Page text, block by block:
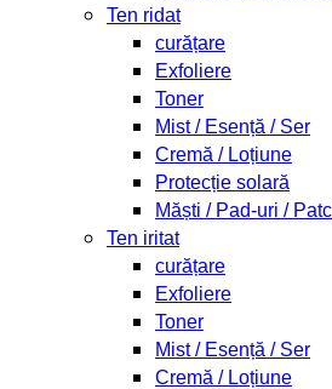
Ten ridat
curățare
Exfoliere
Toner
Mist / Esență / Ser
Cremă / Loțiune
Protecție solară
Măști / Pad-uri /
Ten iritat
curățare
Exfoliere
Toner
Mist / Esență / Ser
Cremă / Loțiune